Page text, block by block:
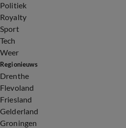
Politiek
Royalty
Sport
Tech
Weer
Regionieuws
Drenthe
Flevoland
Friesland
Gelderland
Groningen